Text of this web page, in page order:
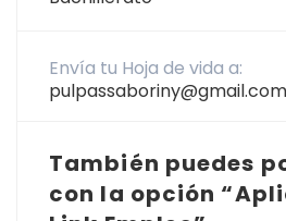
Envía tu Hoja de vida a:
pulpassaboriny@gmail.com
También puedes
con la opción